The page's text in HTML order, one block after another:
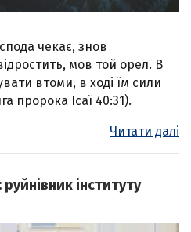
чекає, знов
мов той орел. В
втоми, в ході їм сили
пророка Ісаї 40:31).
Читати далі
інституту